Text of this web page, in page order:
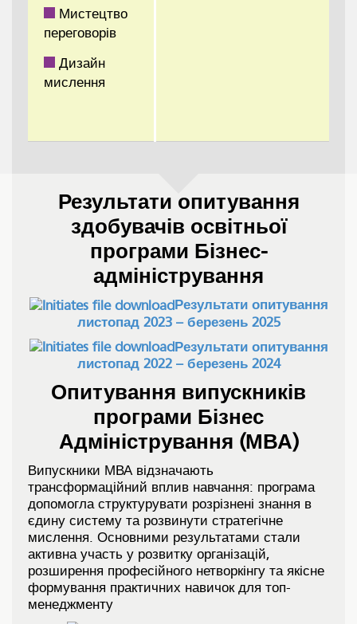
Мистецтво
переговорів
Дизайн
мислення
Результати опитування
здобувачів освітньої
програми Бізнес-
адміністрування
Результати опитування
листопад 2023 – березень 2025
Результати опитування
листопад 2022 – березень 2024
Опитування випускників
програми Бізнес
Адміністрування (МВА)
Випускники МВА відзначають
трансформаційний вплив навчання: програма
допомогла структурувати розрізнені знання в
єдину систему та розвинути стратегічне
мислення. Основними результатами стали
активна участь у розвитку організацій,
розширення професійного нетворкінгу та якісне
формування практичних навичок для топ-
менеджменту